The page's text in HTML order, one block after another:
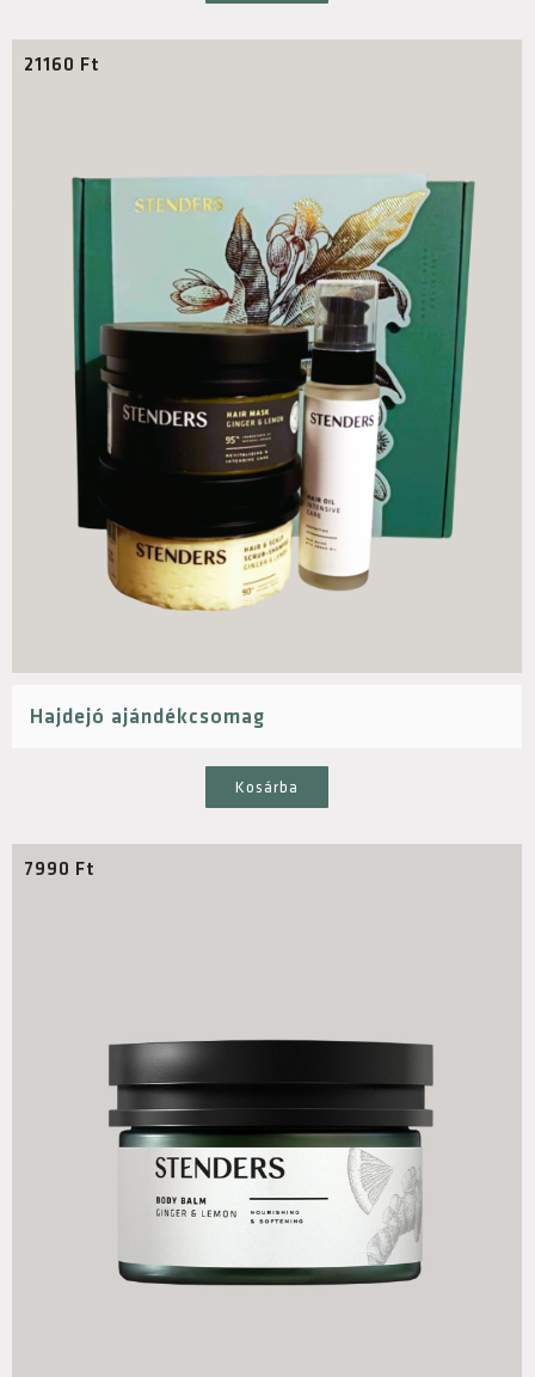
21160 Ft
Hajdejó ajándékcsomag
Kosárba
7990 Ft